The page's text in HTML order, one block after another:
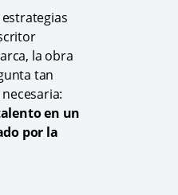
la obra
tan
en un
por la